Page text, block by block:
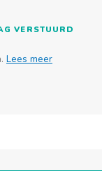
VERSTUURD
Lees meer